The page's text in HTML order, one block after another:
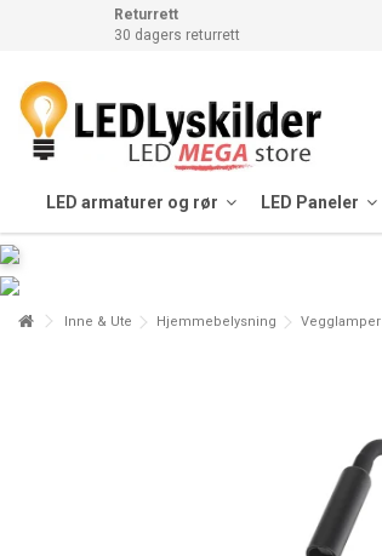
Returrett
30 dagers returrett
LED armaturer og rør LED Paneler
Inne & Ute Hjemmebelysning Vegglamper